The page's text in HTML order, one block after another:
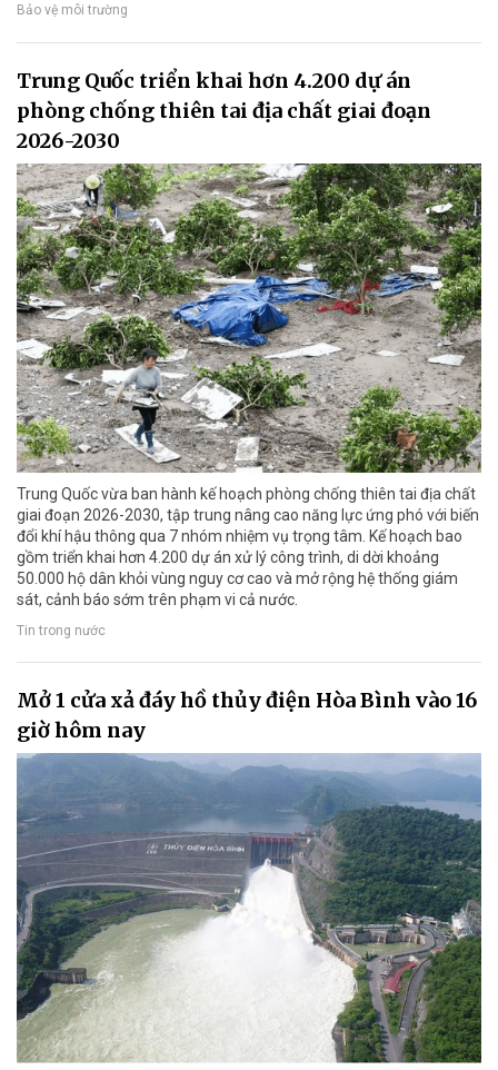
Bảo vệ môi trường
Trung Quốc triển khai hơn 4.200 dự án
phòng chống thiên tai địa chất giai đoạn
2026-2030
Trung Quốc vừa ban hành kế hoạch phòng chống thiên tai địa chất
giai đoạn 2026-2030, tập trung nâng cao năng lực ứng phó với biến
đổi khí hậu thông qua 7 nhóm nhiệm vụ trọng tâm. Kế hoạch bao
gồm triển khai hơn 4.200 dự án xử lý công trình, di dời khoảng
50.000 hộ dân khỏi vùng nguy cơ cao và mở rộng hệ thống giám
sát, cảnh báo sớm trên phạm vi cả nước.
Tin trong nước
Mở 1 cửa xả đáy hồ thủy điện Hòa Bình vào 16
giờ hôm nay